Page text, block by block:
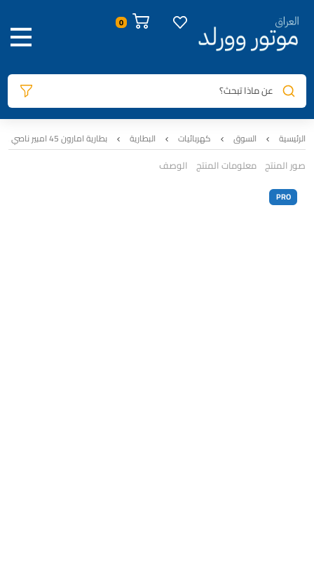
عن ماذا تبحث؟
الرئيسية السوق كهربائيات البطارية بطارية امارون 45 امبير ناصي عكس – Amaron PRO
صور المنتج معلومات المنتج الوصف
PRO